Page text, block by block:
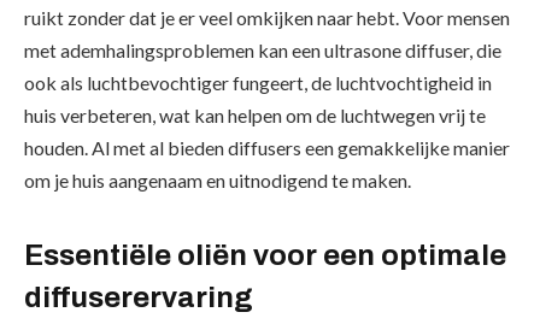
ruikt zonder dat je er veel omkijken naar hebt. Voor mensen
met ademhalingsproblemen kan een ultrasone diffuser, die
ook als luchtbevochtiger fungeert, de luchtvochtigheid in
huis verbeteren, wat kan helpen om de luchtwegen vrij te
houden. Al met al bieden diffusers een gemakkelijke manier
om je huis aangenaam en uitnodigend te maken.
Essentiële oliën voor een optimale
diffuserervaring